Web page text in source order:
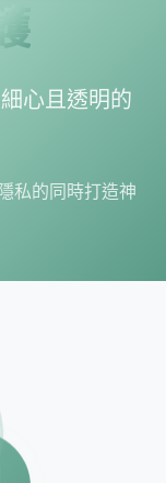
心且透明的
私的同時打造神